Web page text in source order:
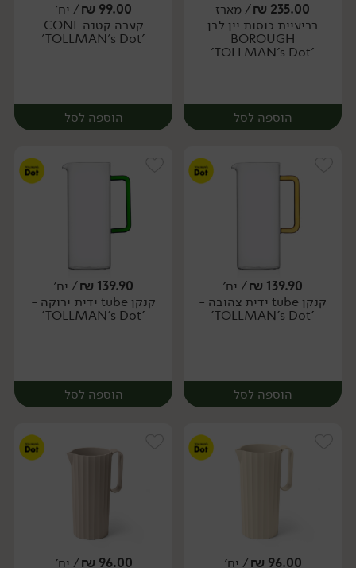
יח׳ מארז
235.00
₪/ מארז
רביעיית כוסות יין לבן
BOROUGH
'TOLLMAN's Dot'
הוספה לסל
מארז
99.00
₪/ יח׳
קערה קטנה CONE
'TOLLMAN's Dot'
הוספה לסל
יח׳
139.90
₪/ יח׳
קנקן tube ידית צהובה -
'TOLLMAN's Dot'
הוספה לסל
139.90
₪/ יח׳
קנקן tube ידית ירוקה -
'TOLLMAN's Dot'
הוספה לסל
96.00
₪/ יח׳ 96.00
₪/ יח׳